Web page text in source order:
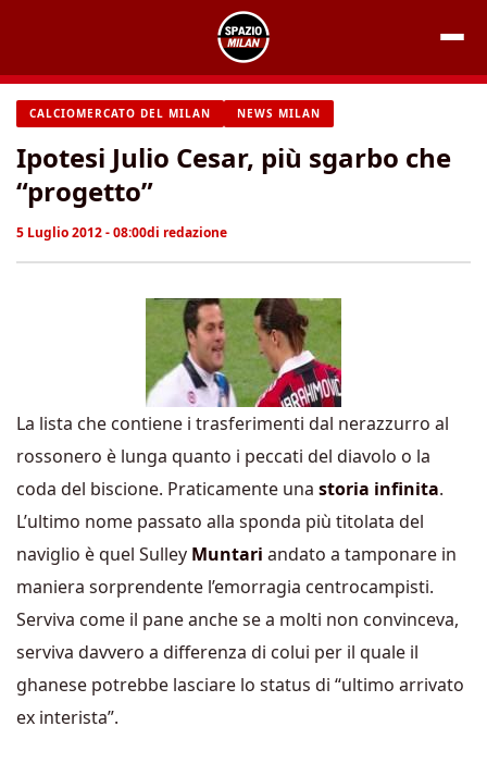
contenuto
CALCIOMERCATO DEL MILAN NEWS MILAN
Ipotesi Julio Cesar, più sgarbo che
“progetto”
5 Luglio 2012 - 08:00di redazione
La lista che contiene i trasferimenti dal nerazzurro al
rossonero è lunga quanto i peccati del diavolo o la
coda del biscione. Praticamente una storia infinita.
L’ultimo nome passato alla sponda più titolata del
naviglio è quel Sulley Muntari andato a tamponare in
maniera sorprendente l’emorragia centrocampisti.
Serviva come il pane anche se a molti non convinceva,
serviva davvero a differenza di colui per il quale il
ghanese potrebbe lasciare lo status di “ultimo arrivato
ex interista”.